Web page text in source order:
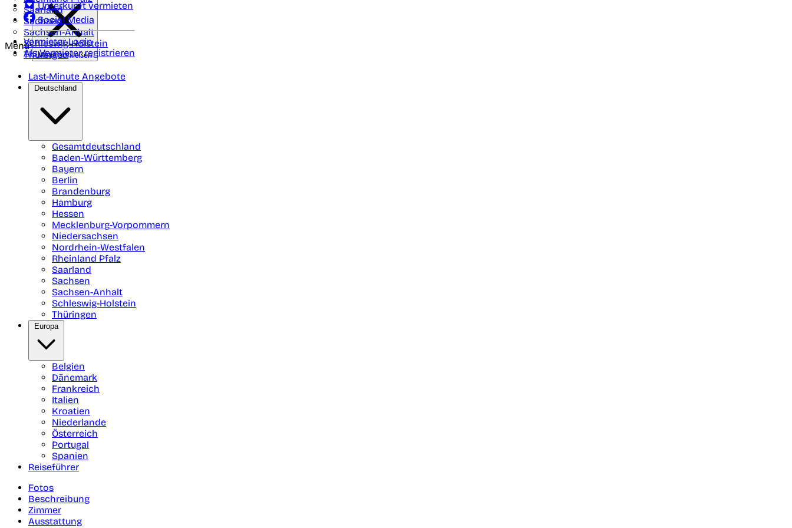
Saarland
Sachsen
Sachsen-Anhalt
Schleswig-Holstein
Thüringen
Unterkunft vermieten
Social Media
Vermieter-Login
Als Vermieter registrieren
Menü
Menü schließen
Last-Minute Angebote
Deutschland
Gesamtdeutschland
Baden-Württemberg
Bayern
Berlin
Brandenburg
Hamburg
Hessen
Mecklenburg-Vorpommern
Niedersachsen
Nordrhein-Westfalen
Rheinland Pfalz
Saarland
Sachsen
Sachsen-Anhalt
Schleswig-Holstein
Thüringen
Europa
Belgien
Dänemark
Frankreich
Italien
Kroatien
Niederlande
Österreich
Portugal
Spanien
Reiseführer
Fotos
Beschreibung
Zimmer
Ausstattung